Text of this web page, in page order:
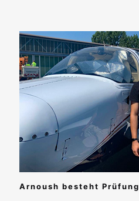
Arnoush besteht Prüfung